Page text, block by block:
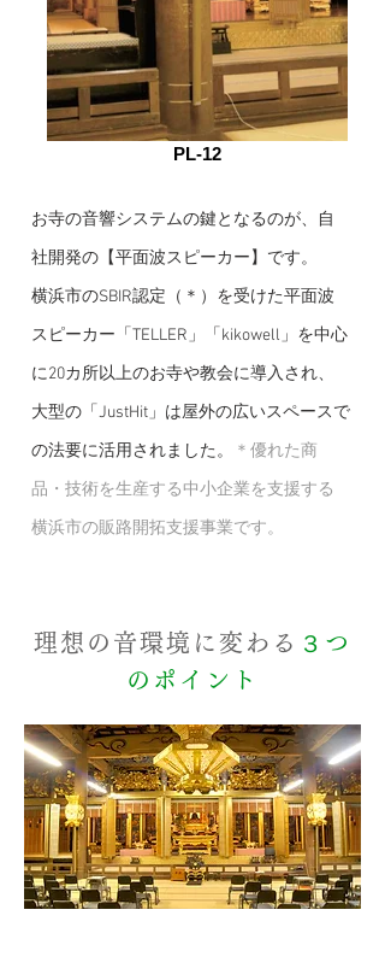
PL-12
お寺の音響システムの鍵となるのが、自
社開発の【平面波スピーカー】です。
横浜市のSBIR認定（＊）を受けた平面波
スピーカー「TELLER」「kikowell」を中心
に20カ所以上のお寺や教会に導入され、
大型の「JustHit」は屋外の広いスペースで
の法要に活用されました。
＊優れた商
品・技術を生産する中小企業を支援する
横浜市の販路開拓支援事業です。
理想の音環境に変わる ３つ
のポイント